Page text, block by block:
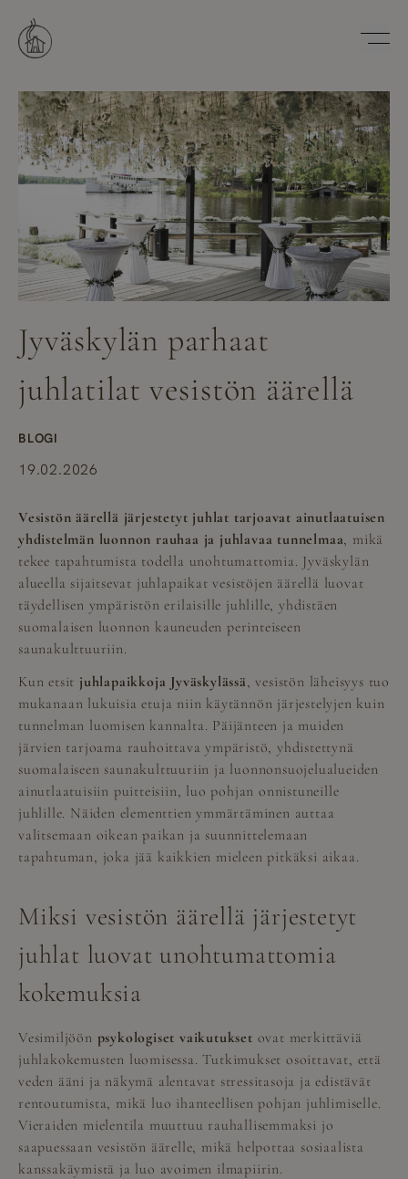
sisältöön
Jyväskylän parhaat
juhlatilat vesistön äärellä
BLOGI
19.02.2026
Vesistön äärellä järjestetyt juhlat tarjoavat ainutlaatuisen
yhdistelmän luonnon rauhaa ja juhlavaa tunnelmaa, mikä
tekee tapahtumista todella unohtumattomia. Jyväskylän
alueella sijaitsevat juhlapaikat vesistöjen äärellä luovat
täydellisen ympäristön erilaisille juhlille, yhdistäen
suomalaisen luonnon kauneuden perinteiseen
saunakulttuuriin.
Kun etsit juhlapaikkoja Jyväskylässä, vesistön läheisyys tuo
mukanaan lukuisia etuja niin käytännön järjestelyjen kuin
tunnelman luomisen kannalta. Päijänteen ja muiden
järvien tarjoama rauhoittava ympäristö, yhdistettynä
suomalaiseen saunakulttuuriin ja luonnonsuojelualueiden
ainutlaatuisiin puitteisiin, luo pohjan onnistuneille
juhlille. Näiden elementtien ymmärtäminen auttaa
valitsemaan oikean paikan ja suunnittelemaan
tapahtuman, joka jää kaikkien mieleen pitkäksi aikaa.
Miksi vesistön äärellä järjestetyt
juhlat luovat unohtumattomia
kokemuksia
Vesimiljöön psykologiset vaikutukset ovat merkittäviä
juhlakokemusten luomisessa. Tutkimukset osoittavat, että
veden ääni ja näkymä alentavat stressitasoja ja edistävät
rentoutumista, mikä luo ihanteellisen pohjan juhlimiselle.
Vieraiden mielentila muuttuu rauhallisemmaksi jo
saapuessaan vesistön äärelle, mikä helpottaa sosiaalista
kanssakäymistä ja luo avoimen ilmapiirin.